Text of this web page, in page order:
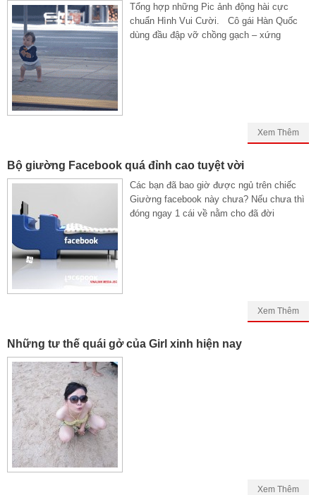
Tổng hợp những Pic ảnh động hài cực
chuẩn Hình Vui Cười. Cô gái Hàn Quốc
dùng đầu đập vỡ chồng gạch – xứng
Xem Thêm
Bộ giường Facebook quá đỉnh cao tuyệt vời
Các bạn đã bao giờ được ngủ trên chiếc
Giường facebook này chưa? Nếu chưa thì
đóng ngay 1 cái về nằm cho đã đời
Xem Thêm
Những tư thế quái gở của Girl xinh hiện nay
Xem Thêm